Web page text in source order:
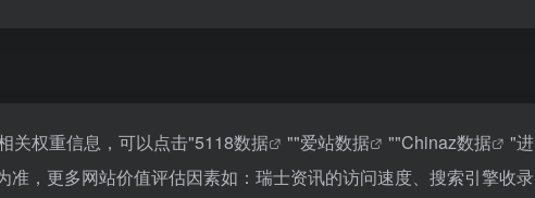
关权重信息，可以点击"5118数据 ""爱站数据 ""Chinaz数据
"进
，更多网站价值评估因素如：瑞士资讯的访问速度、搜索引擎收录